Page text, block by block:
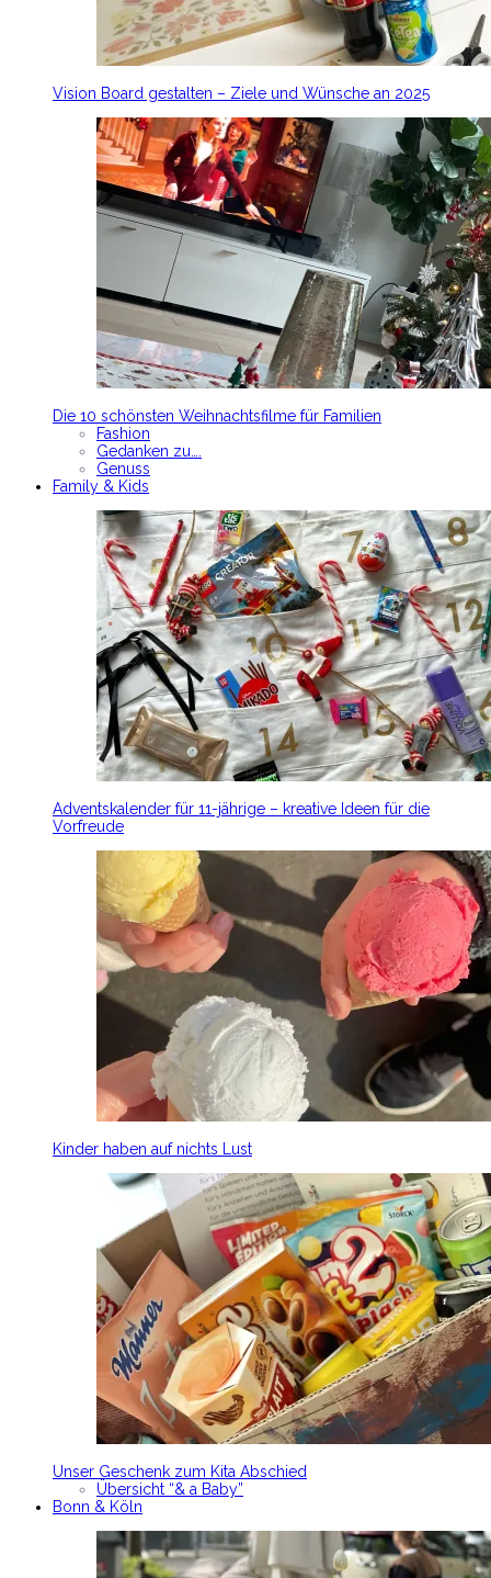
Vision Board gestalten – Ziele und Wünsche an 2025
Die 10 schönsten Weihnachtsfilme für Familien
Fashion
Gedanken zu….
Genuss
Family & Kids
Adventskalender für 11-jährige – kreative Ideen für die
Vorfreude
Kinder haben auf nichts Lust
Unser Geschenk zum Kita Abschied
Übersicht “& a Baby”
Bonn & Köln